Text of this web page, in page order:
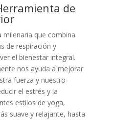
de
milenaria que combina
de respiración y
el bienestar integral.
nos ayuda a mejorar
fuerza y nuestro
el estrés y la
estilos de yoga,
suave y relajante, hasta